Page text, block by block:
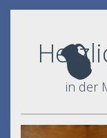
in der